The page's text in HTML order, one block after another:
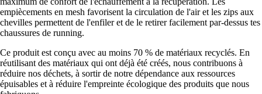
empiècements en mesh favorisent la circulation de l'air et les zips aux
chevilles permettent de l'enfiler et de le retirer facilement par-dessus tes
chaussures de running.
Ce produit est conçu avec au moins 70 % de matériaux recyclés. En
réutilisant des matériaux qui ont déjà été créés, nous contribuons à
réduire nos déchets, à sortir de notre dépendance aux ressources
épuisables et à réduire l'empreinte écologique des produits que nous